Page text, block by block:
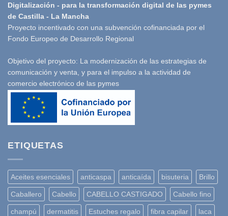
Digitalización - para la transformación digital de las pymes
de Castilla - La Mancha
Proyecto incentivado con una subvención cofinanciada por el
Fondo Europeo de Desarrollo Regional
Objetivo del proyecto: La modernización de las estrategias de
comunicación y venta, y para el impulso a la actividad de
comercio electrónico de las pymes
ETIQUETAS
Aceites esenciales anticaspa anticaída bisuteria Brillo
Caballero Cabello CABELLO CASTIGADO Cabello fino
champú dermatitis Estuches regalo fibra capilar laca